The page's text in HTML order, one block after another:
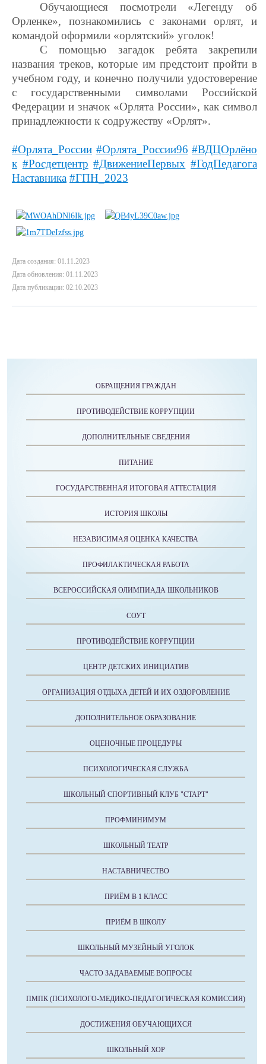
Обучающиеся посмотрели «Легенду об
Орленке», познакомились с законами орлят, и
командой оформили «орлятский» уголок!
С помощью загадок ребята закрепили
названия треков, которые им предстоит пройти в
учебном году, и конечно получили удостоверение
с государственными символами Российской
Федерации и значок «Орлята России», как символ
принадлежности к содружеству «Орлят».
#Орлята_России #Орлята_России96 #ВДЦОрлёно
к #Росдетцентр #ДвижениеПервых #ГодПедагога
Наставника #ГПН_2023
Дата создания: 01.11.2023
Дата обновления: 01.11.2023
Дата публикации: 02.10.2023
ОБРАЩЕНИЯ ГРАЖДАН
ПРОТИВОДЕЙСТВИЕ КОРРУПЦИИ
ДОПОЛНИТЕЛЬНЫЕ СВЕДЕНИЯ
ПИТАНИЕ
ГОСУДАРСТВЕННАЯ ИТОГОВАЯ АТТЕСТАЦИЯ
ИСТОРИЯ ШКОЛЫ
НЕЗАВИСИМАЯ ОЦЕНКА КАЧЕСТВА
ПРОФИЛАКТИЧЕСКАЯ РАБОТА
ВСЕРОССИЙСКАЯ ОЛИМПИАДА ШКОЛЬНИКОВ
СОУТ
ПРОТИВОДЕЙСТВИЕ КОРРУПЦИИ
ЦЕНТР ДЕТСКИХ ИНИЦИАТИВ
ОРГАНИЗАЦИЯ ОТДЫХА ДЕТЕЙ И ИХ ОЗДОРОВЛЕНИЕ
ДОПОЛНИТЕЛЬНОЕ ОБРАЗОВАНИЕ
ОЦЕНОЧНЫЕ ПРОЦЕДУРЫ
ПСИХОЛОГИЧЕСКАЯ СЛУЖБА
ШКОЛЬНЫЙ СПОРТИВНЫЙ КЛУБ "СТАРТ"
ПРОФМИНИМУМ
ШКОЛЬНЫЙ ТЕАТР
НАСТАВНИЧЕСТВО
ПРИЁМ В 1 КЛАСС
ПРИЁМ В ШКОЛУ
ШКОЛЬНЫЙ МУЗЕЙНЫЙ УГОЛОК
ЧАСТО ЗАДАВАЕМЫЕ ВОПРОСЫ
ПМПК (ПСИХОЛОГО-МЕДИКО-ПЕДАГОГИЧЕСКАЯ КОМИССИЯ)
ДОСТИЖЕНИЯ ОБУЧАЮЩИХСЯ
ШКОЛЬНЫЙ ХОР